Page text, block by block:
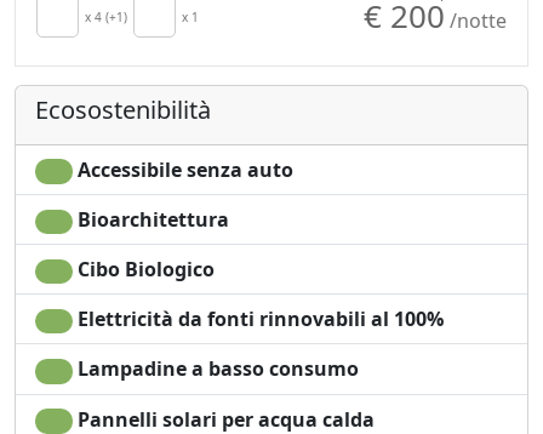
Culla
Angolo cottura
Asciugacapelli
Soggiorno
Terrazza
Patio
Stendibiancheria
Asciugamani
Lenzuola
Armadio o
Guardaroba
Scrivania
Divano
all'aperto
Pavimento in legno
Doccia
no monodose
Giardino
Vista giardino
Vista panoramica
Ingresso
indipendente
x 4 (+1) x 1 € 200 /notte
Ecosostenibilità
Accessibile senza auto
Bioarchitettura
Cibo Biologico
Elettricità da fonti rinnovabili al 100%
Lampadine a basso consumo
Pannelli solari per acqua calda